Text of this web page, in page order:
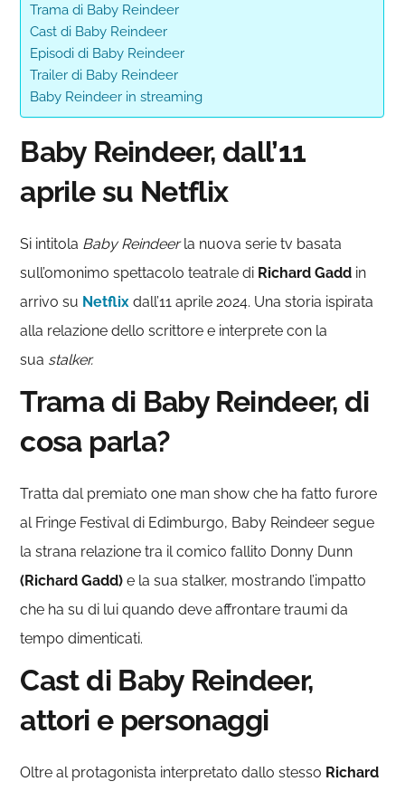
Trama di Baby Reindeer
Cast di Baby Reindeer
Episodi di Baby Reindeer
Trailer di Baby Reindeer
Baby Reindeer in streaming
Baby Reindeer, dall’11
aprile su Netflix
Si intitola Baby Reindeerla nuova serie tv basata
sull’omonimo spettacolo teatrale di Richard Gadd in
arrivo su Netflix dall’11 aprile 2024. Una storia ispirata
alla relazione dello scrittore e interprete con la
sua stalker.
Trama di Baby Reindeer, di
cosa parla?
Tratta dal premiato one man show che ha fatto furore
al Fringe Festival di Edimburgo, Baby Reindeer segue
la strana relazione tra il comico fallito Donny Dunn
(Richard Gadd) e la sua stalker, mostrando l’impatto
che ha su di lui quando deve affrontare traumi da
tempo dimenticati.
Cast di Baby Reindeer,
attori e personaggi
Oltre al protagonista interpretato dallo stesso Richard